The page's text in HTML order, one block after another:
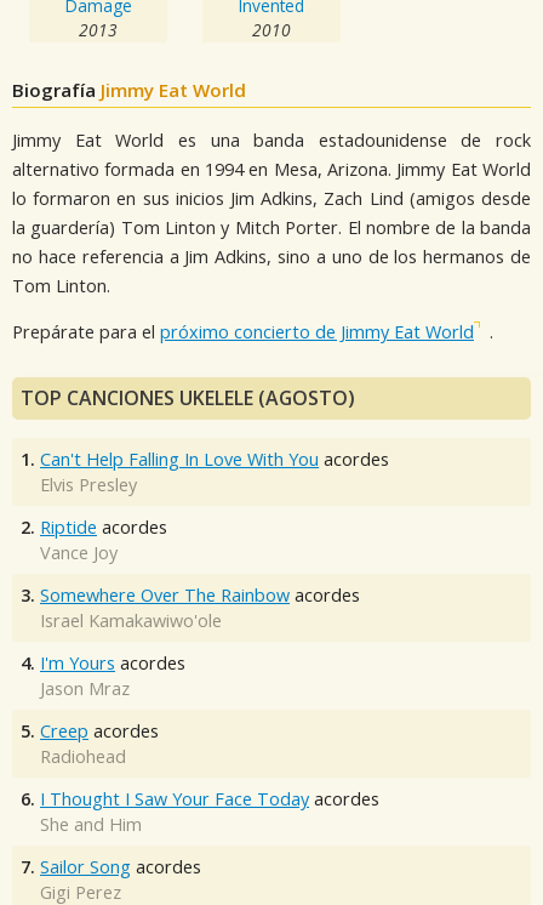
Damage
2013
Invented
2010
Biografía Jimmy Eat World
Jimmy Eat World es una banda estadounidense de rock
alternativo formada en 1994 en Mesa, Arizona. Jimmy Eat World
lo formaron en sus inicios Jim Adkins, Zach Lind (amigos desde
la guardería) Tom Linton y Mitch Porter. El nombre de la banda
no hace referencia a Jim Adkins, sino a uno de los hermanos de
Tom Linton.
Prepárate para el próximo concierto de Jimmy Eat World .
TOP CANCIONES UKELELE (AGOSTO)
1. Can't Help Falling In Love With You acordes
Elvis Presley
2. Riptide acordes
Vance Joy
3. Somewhere Over The Rainbow acordes
Israel Kamakawiwo'ole
4. I'm Yours acordes
Jason Mraz
5. Creep acordes
Radiohead
6. I Thought I Saw Your Face Today acordes
She and Him
7. Sailor Song acordes
Gigi Perez